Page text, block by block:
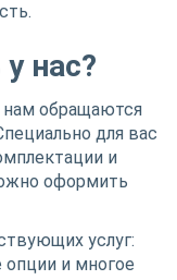
нас?
обращаются
для вас
и
оформить
услуг:
опции и многое